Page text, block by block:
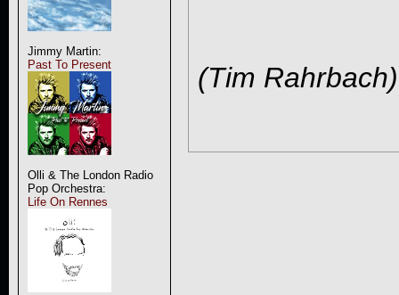
Jimmy Martin:
Past To Present
Olli & The London Radio
Pop Orchestra:
Life On Rennes
(Tim Rahrbach)